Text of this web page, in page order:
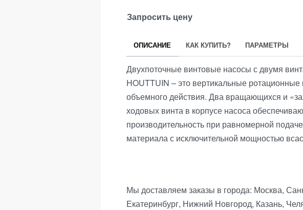
Запросить цену
ОПИСАНИЕ КАК КУПИТЬ? ПАРАМЕТРЫ
Двухпоточные винтовые насосы с двумя
HOUTTUIN – это вертикальные
объемного действия. Два вращающихся и
ходовых винта в корпусе насоса
производительность при равномерной
материала с исключительной мощностью
Мы доставляем заказы в города: Москва,
Екатеринбург, Нижний Новгород, Казань,